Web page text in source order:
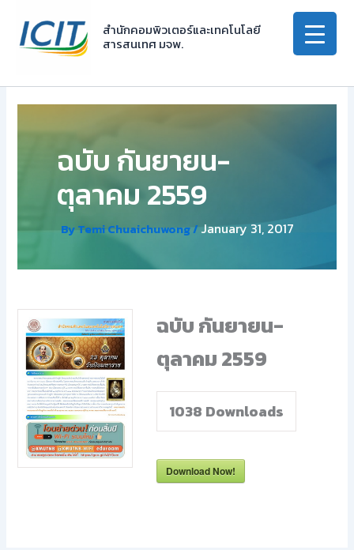
content
สำนักคอมพิวเตอร์และเทคโนโลยี
สารสนเทศ มจพ.
ฉบับ กันยายน-
ตุลาคม 2559
ByTemi Chuaichuwong/January 31, 2017
ฉบับ กันยายน-
ตุลาคม 2559
1038 Downloads
Download Now!